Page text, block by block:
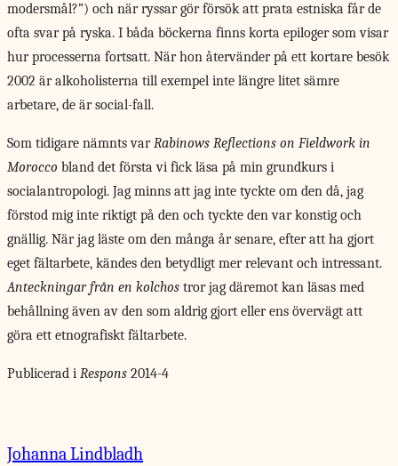
modersmål?”) och när ryssar gör försök att prata estniska får de
ofta svar på ryska. I båda böckerna finns korta epiloger som visar
hur processerna fortsatt. När hon återvänder på ett kortare besök
2002 är alkoholisterna till exempel inte längre litet sämre
arbetare, de är social-fall.
Som tidigare nämntsvarRabinows Reflections on Fieldwork in
Morocco bland det första vi fick läsa på min grundkurs i
socialantropologi. Jag minns att jag inte tyckte om den då, jag
förstod mig inte riktigt på den och tyckte den var konstig och
gnällig. När jag läste om den många år senare, efter att ha gjort
eget fältarbete, kändes den betydligt mer relevant och intressant.
Anteckningar från en kolchos tror jag däremot kan läsas med
behållning även av den som aldrig gjort eller ens övervägt att
göra ett etnografiskt fältarbete.
Publicerad i Respons 2014-4
Johanna Lindbladh